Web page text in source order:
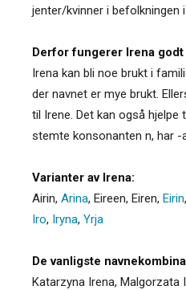
jenter/kvinner i befolkningen i
Derfor fungerer Irena godt
Irena kan bli noe brukt i
der navnet er mye brukt.
til Irene. Det kan også hjelpe
stemte konsonanten n, har -
Varianter av Irena:
Airin, Arina, Eireen, Eiren, Eirin,
Iro, Iryna, Yrja
De vanligste
Katarzyna Irena, Malgorzata